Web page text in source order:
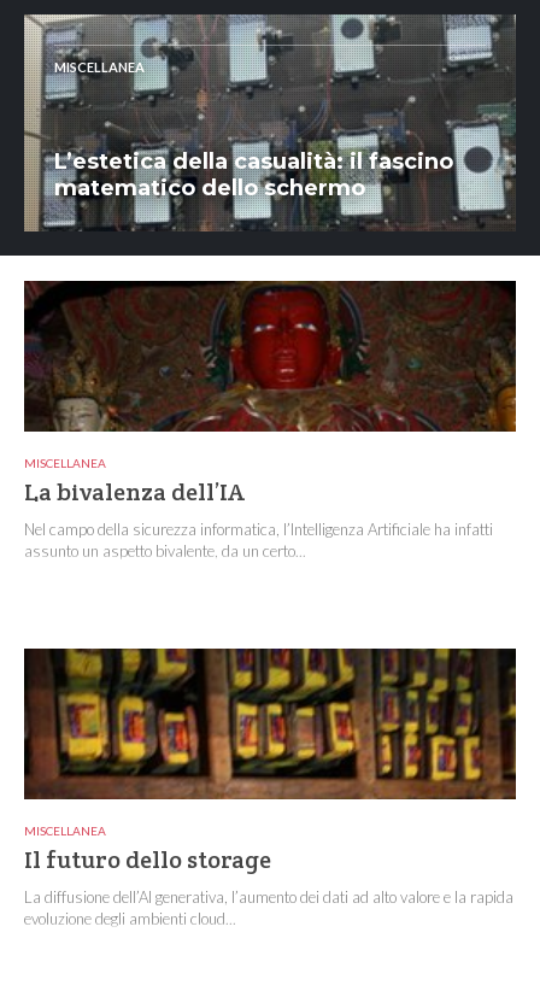
MISCELLANEA
L’estetica della casualità: il fascino
matematico dello schermo
MISCELLANEA
La bivalenza dell’IA
Nel campo della sicurezza informatica, l’Intelligenza Artificiale ha infatti
assunto un aspetto bivalente, da un certo...
MISCELLANEA
Il futuro dello storage
La diffusione dell’AI generativa, l’aumento dei dati ad alto valore e la rapida
evoluzione degli ambienti cloud...